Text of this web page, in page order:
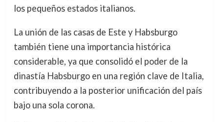
los pequeños estados italianos.
La unión de las casas de Este y Habsburgo
también tiene una importancia histórica
considerable, ya que consolidó el poder de la
dinastía Habsburgo en una región clave de Italia,
contribuyendo a la posterior unificación del país
bajo una sola corona.